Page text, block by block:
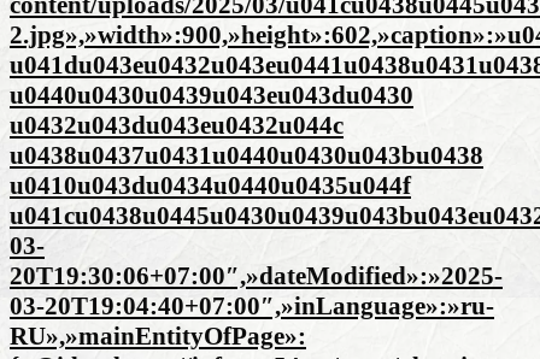
u0440u0430u0439u043eu043du0430
u0432u043du043eu0432u044c
u0438u0437u0431u0440u0430u043bu0438
u0410u043du0434u0440u0435u044f
03-
20T19:30:06+07:00″,»dateModified»:»2025-
03-20T19:04:40+07:00″,»inLanguage»:»ru-
RU»,»mainEntityOfPage»: